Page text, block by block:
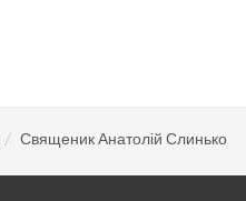
Священик Анатолій Слинько